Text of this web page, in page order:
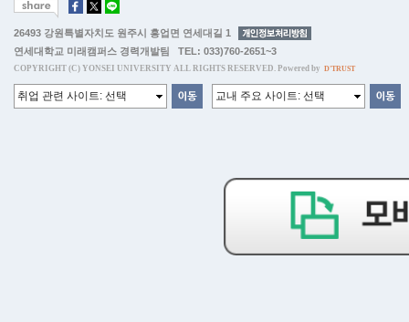
26493 강원특별자치도 원주시 흥업면 연세대길 1
연세대학교 미래캠퍼스 경력개발팀 TEL: 033)760-2651~3
COPYRIGHT (C) YONSEI UNIVERSITY ALL RIGHTS RESERVED. Powered by D'TRUST